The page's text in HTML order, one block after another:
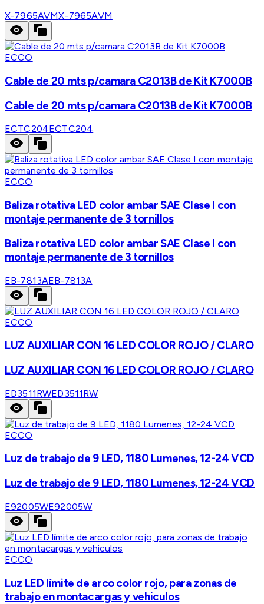
X-7965AVMX-7965AVM
ECCO
Cable de 20 mts p/camara C2013B de Kit K7000B
Cable de 20 mts p/camara C2013B de Kit K7000B
ECTC204ECTC204
ECCO
Baliza rotativa LED color ambar SAE Clase I con
montaje permanente de 3 tornillos
Baliza rotativa LED color ambar SAE Clase I con
montaje permanente de 3 tornillos
EB-7813AEB-7813A
ECCO
LUZ AUXILIAR CON 16 LED COLOR ROJO / CLARO
LUZ AUXILIAR CON 16 LED COLOR ROJO / CLARO
ED3511RWED3511RW
ECCO
Luz de trabajo de 9 LED, 1180 Lumenes, 12-24 VCD
Luz de trabajo de 9 LED, 1180 Lumenes, 12-24 VCD
E92005WE92005W
ECCO
Luz LED límite de arco color rojo, para zonas de
trabajo en montacargas y vehiculos